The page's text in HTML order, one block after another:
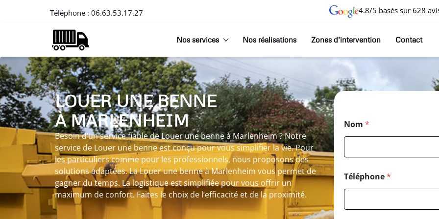
Téléphone : 06.63.53.17.27 4.8/5 basés sur 628
Nos services Nos réalisations Zones d’intervention Contact
LOUER UNE BENNE
À MARLENHEIM
Besoin d’un service fiable de Louer une benne à Marlenheim ? Notre
service de Louer une benne est conçu pour vous simplifier la vie. Pour
les particuliers comme pour les professionnels, nous proposons des
solutions adaptées. La Louer une benne à Marlenheim vous permet de
gagner du temps. La logistique est simplifiée pour vous offrir un
maximum de confort. Faites le choix de l’efficacité et de la proximité.
Nom *
Téléphone*